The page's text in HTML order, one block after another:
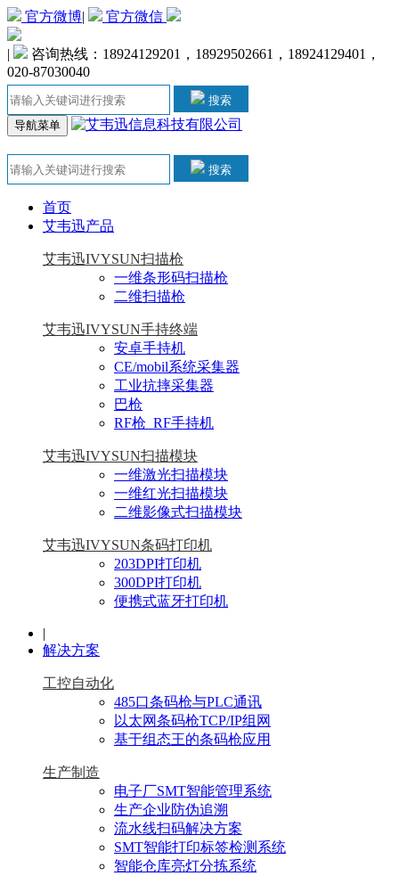
官方微博| 官方微信
|
咨询热线：18924129201，18929502661，18924129401，
020-87030040
搜索
导航菜单
搜索
首页
艾韦迅产品
艾韦迅IVYSUN扫描枪
一维条形码扫描枪
二维扫描枪
艾韦迅IVYSUN手持终端
安卓手持机
CE/mobil系统采集器
工业抗摔采集器
巴枪
RF枪_RF手持机
艾韦迅IVYSUN扫描模块
一维激光扫描模块
一维红光扫描模块
二维影像式扫描模块
艾韦迅IVYSUN条码打印机
203DPI打印机
300DPI打印机
便携式蓝牙打印机
|
解决方案
工控自动化
485口条码枪与PLC通讯
以太网条码枪TCP/IP组网
基于组态王的条码枪应用
生产制造
电子厂SMT智能管理系统
生产企业防伪追溯
流水线扫码解决方案
SMT智能打印标签检测系统
智能仓库亮灯分拣系统